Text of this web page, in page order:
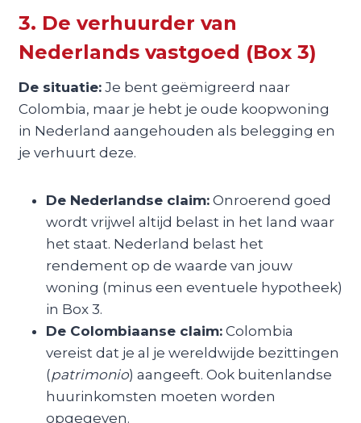
3. De verhuurder van
Nederlands vastgoed (Box 3)
De situatie:Je bent geëmigreerd naar
Colombia, maar je hebt je oude koopwoning
in Nederland aangehouden als belegging en
je verhuurt deze.
De Nederlandse claim:Onroerend goed
wordt vrijwel altijd belast in het land waar
het staat. Nederland belast het
rendement op de waarde van jouw
woning (minus een eventuele hypotheek)
in Box 3.
De Colombiaanse claim:Colombia
vereist dat je al je wereldwijde bezittingen
(patrimonio) aangeeft. Ook buitenlandse
huurinkomsten moeten worden
opgegeven.